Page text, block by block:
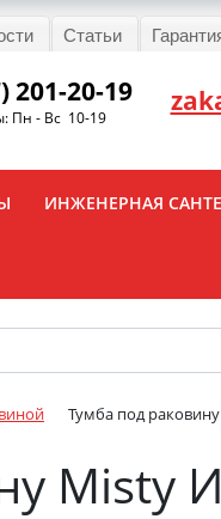
Статьи
201-20-19
Пн - Вс 10-19
ИНЖЕНЕРНАЯ
Тумба под
Misty